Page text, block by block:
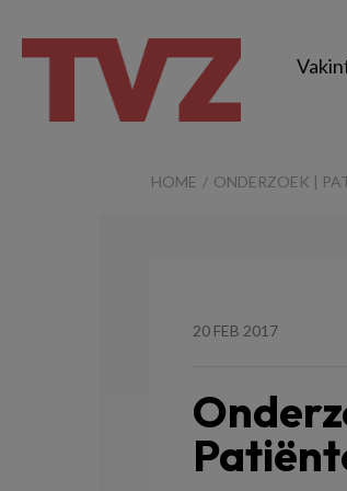
HOME ONDERZOEK |
20 FEB 2017